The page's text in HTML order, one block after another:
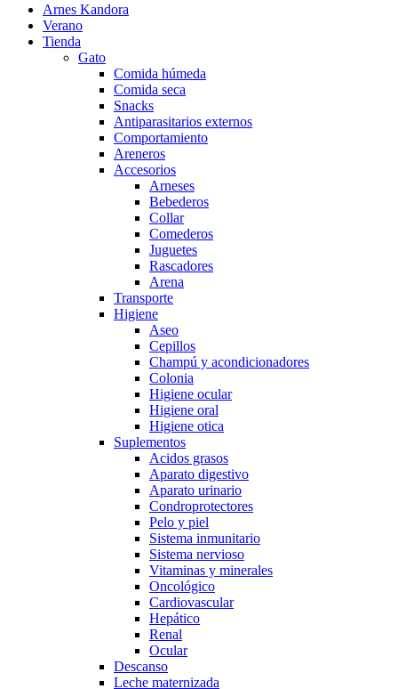
Arnes Kandora
Verano
Tienda
Gato
Comida húmeda
Comida seca
Snacks
Antiparasitarios externos
Comportamiento
Areneros
Accesorios
Arneses
Bebederos
Collar
Comederos
Juguetes
Rascadores
Arena
Transporte
Higiene
Aseo
Cepillos
Champú y acondicionadores
Colonia
Higiene ocular
Higiene oral
Higiene otica
Suplementos
Acidos grasos
Aparato digestivo
Aparato urinario
Condroprotectores
Pelo y piel
Sistema inmunitario
Sistema nervioso
Vitaminas y minerales
Oncológico
Cardiovascular
Hepático
Renal
Ocular
Descanso
Leche maternizada